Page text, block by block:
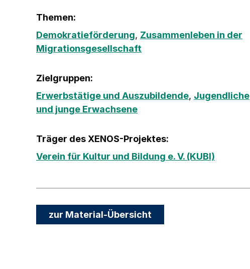
Themen:
Demokratieförderung, Zusammenleben in der
Migrationsgesellschaft
Zielgruppen:
Erwerbstätige und Auszubildende, Jugendliche
und junge Erwachsene
Träger des XENOS-Projektes:
Verein für Kultur und Bildung e. V. (KUBI)
zur Material-Übersicht